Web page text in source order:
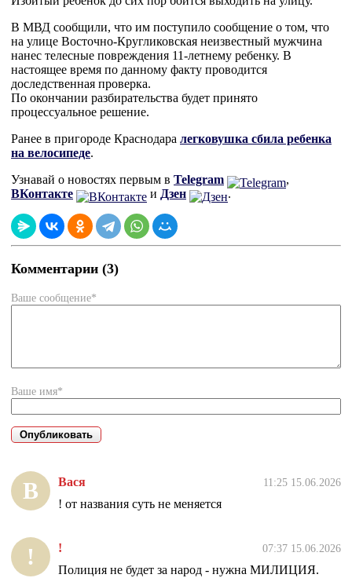
В МВД сообщили, что им поступило сообщение о том, что
на улице Восточно-Кругликовская неизвестный мужчина
нанес телесные повреждения 11-летнему ребенку. В
настоящее время по данному факту проводится
доследственная проверка.
По окончании разбирательства будет принято
процессуальное решение.
Ранее в пригороде Краснодара легковушка сбила ребенка
на велосипеде.
Узнавай о новостях первым в Telegram
,
ВКонтакте
и Дзен .
Комментарии (3)
Ваше сообщение*
Ваше имя*
В Вася 11:25 15.06.2026
! от названия суть не меняется
! ! 07:37 15.06.2026
Полиция не будет за народ - нужна МИЛИЦИЯ.